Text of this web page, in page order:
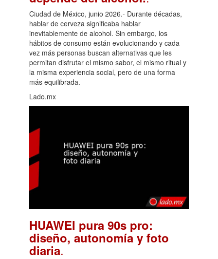
Ciudad de México, junio 2026.- Durante décadas,
hablar de cerveza significaba hablar
inevitablemente de alcohol. Sin embargo, los
hábitos de consumo están evolucionando y cada
vez más personas buscan alternativas que les
permitan disfrutar el mismo sabor, el mismo ritual y
la misma experiencia social, pero de una forma
más equilibrada.
Lado.mx
HUAWEI pura 90s pro:
diseño, autonomía y foto
diaria.